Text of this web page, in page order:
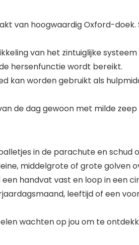
van hoogwaardig Oxford-
van het zintuiglijke
hersenfunctie wordt bereikt.
kan worden gebruikt als
de dag gewoon met milde
in de parachute en schud
middelgrote of grote golven
handvat vast en loop in een
leeftijd of een
wachten op jou om te